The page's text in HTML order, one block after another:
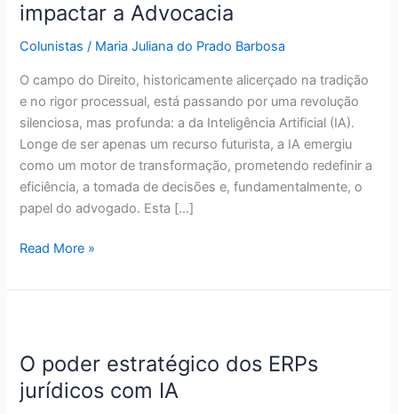
impactar a Advocacia
Colunistas / Maria Juliana do Prado Barbosa
O campo do Direito, historicamente alicerçado na tradição
e no rigor processual, está passando por uma revolução
silenciosa, mas profunda: a da Inteligência Artificial (IA).
Longe de ser apenas um recurso futurista, a IA emergiu
como um motor de transformação, prometendo redefinir a
eficiência, a tomada de decisões e, fundamentalmente, o
papel do advogado. Esta […]
IA
vão
Advocacia
Read More »
O poder estratégico dos ERPs
jurídicos com IA
estratégico
dos
ERPs